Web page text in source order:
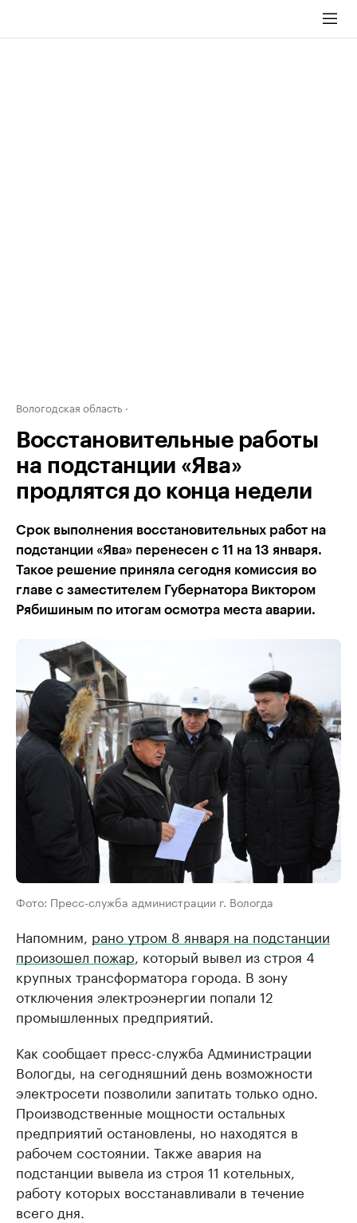
Вологодская область
Восстановительные работы
на подстанции «Ява»
продлятся до конца недели
Срок выполнения восстановительных работ на
подстанции «Ява» перенесен с 11 на 13 января.
Такое решение приняла сегодня комиссия во
главе с заместителем Губернатора Виктором
Рябишиным по итогам осмотра места аварии.
Фото: Пресс-служба администрации г. Вологда
Напомним, рано утром 8 января на подстанции
произошел пожар, который вывел из строя 4
крупных трансформатора города. В зону
отключения электроэнергии попали 12
промышленных предприятий.
Как сообщает пресс-служба Администрации
Вологды, на сегодняшний день возможности
электросети позволили запитать только одно.
Производственные мощности остальных
предприятий остановлены, но находятся в
рабочем состоянии. Также авария на
подстанции вывела из строя 11 котельных,
работу которых восстанавливали в течение
всего дня.